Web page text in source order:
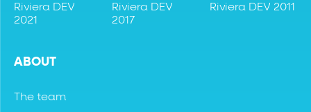
Riviera DEV
2021
Riviera DEV
2017
Riviera DEV 2011
ABOUT
The team